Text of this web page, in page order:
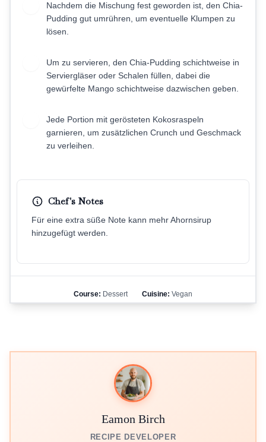
Nachdem die Mischung fest geworden ist, den Chia-
Pudding gut umrühren, um eventuelle Klumpen zu
lösen.
Um zu servieren, den Chia-Pudding schichtweise in
Serviergläser oder Schalen füllen, dabei die
gewürfelte Mango schichtweise dazwischen geben.
Jede Portion mit gerösteten Kokosraspeln
garnieren, um zusätzlichen Crunch und Geschmack
zu verleihen.
Chef's Notes
Für eine extra süße Note kann mehr Ahornsirup
hinzugefügt werden.
Course: Dessert Cuisine: Vegan
Eamon Birch
RECIPE DEVELOPER